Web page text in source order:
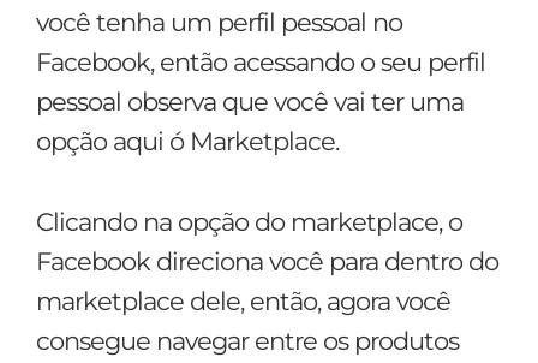
você tenha um perfil pessoal no
Facebook, então acessando o seu perfil
pessoal observa que você vai ter uma
opção aqui ó Marketplace.
Clicando na opção do marketplace, o
Facebook direciona você para dentro do
marketplace dele, então, agora você
consegue navegar entre os produtos